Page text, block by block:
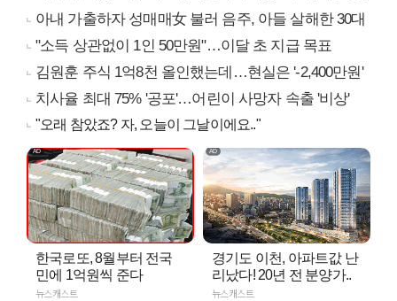
아내 가출하자 성매매女 불러 음주, 아들 살해한 30대
"소득 상관없이 1인 50만원"…이달 초 지급 목표
김원훈 주식 1억8천 올인했는데…현실은 '-2,400만원'
치사율 최대 75% '공포'…어린이 사망자 속출 '비상'
"오래 참았죠? 자, 오늘이 그날이에요.."
한국로또, 8월부터 전국
민에 1억원씩 준다
뉴스캐스트
경기도 이천, 아파트값 난
리났다! 20년 전 분양가..
뉴스캐스트